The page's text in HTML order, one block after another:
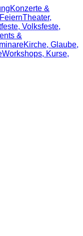
Konzerte &
Theater,
Volksfeste,
&
Kirche, Glaube,
Workshops, Kurse,